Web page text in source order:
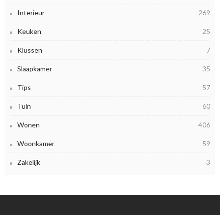
Interieur 269
Keuken 25
Klussen 7
Slaapkamer 35
Tips 57
Tuin 60
Wonen 406
Woonkamer 59
Zakelijk 3